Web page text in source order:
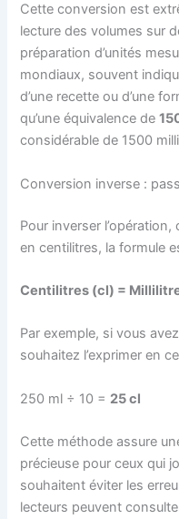
Cette conversion est
lecture des volumes sur
préparation d’unités
mondiaux, souvent
d’une recette ou d’une
qu’une équivalence de
considérable de 1500
Conversion inverse :
Pour inverser
en centilitres, la formule
Centilitres (cl) =
Par exemple, si vous avez
souhaitez l’exprimer en
250 ml ÷ 10 = 25 cl
Cette méthode assure
précieuse pour ceux qui
souhaitent éviter les
lecteurs peuvent